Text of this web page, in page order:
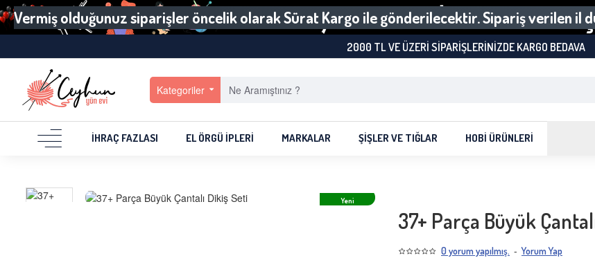
Vermiş olduğunuz siparişler öncelik olarak Sürat Kargo ile gönderilecektir. Sipariş verilen il
2000 TL VE ÜZERI SIPARIŞLERINIZDE KARGO BEDAVA
Kategoriler
İHRAÇ FAZLASI EL ÖRGÜ İPLERI MARKALAR ŞIŞLER VE TIĞLAR HOBI ÜRÜNLERI
Yeni
37+ Parça Büyük
0 yorum yapılmış. - Yorum Yap